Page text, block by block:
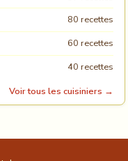
80 recettes
60 recettes
40 recettes
Voir tous les cuisiniers →